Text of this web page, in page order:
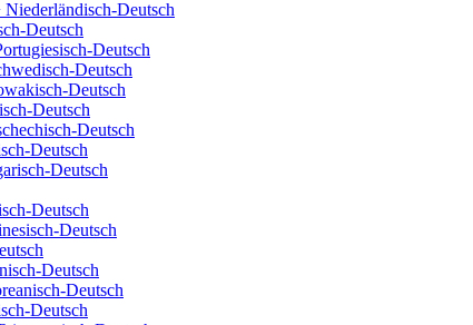
Deutsch
Deutsch
Deutsch
Deutsch
Deutsch
Deutsch
Deutsch
Deutsch
Deutsch
Deutsch
Deutsch
Deutsch
Deutsch
Deutsch